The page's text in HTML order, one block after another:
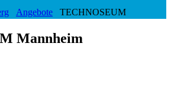
Angebote
TECHNOSEUM
Mannheim